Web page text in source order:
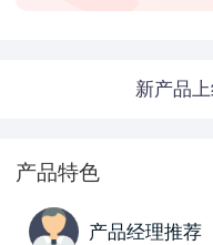
新产品
产品特色
产品经理推荐